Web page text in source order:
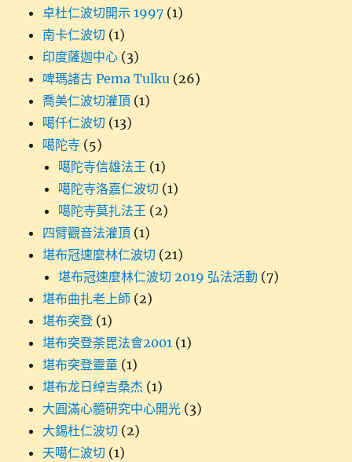
卓杜仁波切開示 1997 (1)
南卡仁波切 (1)
印度薩迦中心 (3)
啤瑪諸古 Pema Tulku (26)
喬美仁波切灌頂 (1)
噶仟仁波切 (13)
噶陀寺 (5)
噶陀寺信雄法王 (1)
噶陀寺洛嘉仁波切 (1)
噶陀寺莫扎法王 (2)
四臂觀音法灌頂 (1)
堪布冠速麼林仁波切 (21)
堪布冠速麼林仁波切 2019 弘法活動 (7)
堪布曲扎老上師 (2)
堪布突登 (1)
堪布突登荼毘法會2001 (1)
堪布突登靈童 (1)
堪布龙日绰吉桑杰 (1)
大圓滿心髓研究中心開光 (3)
大錫杜仁波切 (2)
天噶仁波切 (1)